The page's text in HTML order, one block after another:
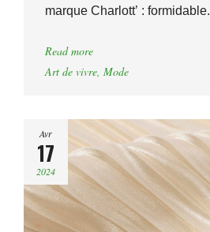
marque Charlott’ : formidable.
Read more
Art de vivre, Mode
Avr
17
2024